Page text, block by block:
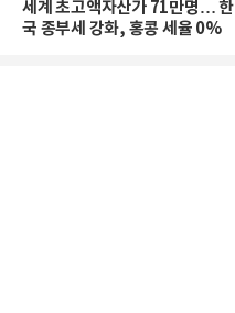
세계 초고액자산가 71만명… 한
국 종부세 강화, 홍콩 세율 0%